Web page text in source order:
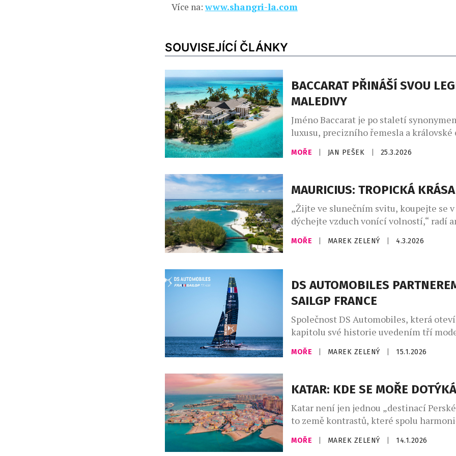
Více na:www.shangri-la.com
SOUVISEJÍCÍ ČLÁNKY
BACCARAT PŘINÁŠÍ SVOU
MALEDIVY
Jméno Baccarat je po staletí
luxusu, precizního řemesla a královské
Francouzská značka, proslulá především
ikonickým křišťálem, zdobila paláce
osobností. Postupně však její svět
designu a vstoupil i do oblasti
přenáší svou estetiku a smysl pro detail
výjimečných hotelových projektů. […]
MOŘE JAN PEŠEK 25.3.2026
MAURICIUS: TROPICKÁ KRÁSA
„Žijte ve slunečním svitu, koupejte se v
dýchejte vzduch vonící volností,“ radí
filozof Ralph Waldo Emerson těm, kteří
životem klesají na duchu. Indický oceán
osvěžujícím smysly. Bujná zeleň, v níž
druhy, které jinde na […]
MOŘE MAREK ZELENÝ 4.3.2026
DS AUTOMOBILES
SAILGP FRANCE
Společnost DS Automobiles, která
kapitolu své historie uvedením tří
podporu svého vývoje. Stává se tak
automobilovou značku u tohoto týmu
roku 2024 je tým France SailGP rozvíjen
K-Challenge kolem modelu, který má
MOŘE MAREK ZELENÝ 15.1.2026
KATAR: KDE SE MOŘE DOTÝKÁ
Katar není jen jednou „destinací
to země kontrastů, které spolu
poušť a moře, světová architektura a
MOŘE MAREK ZELENÝ 14.1.2026